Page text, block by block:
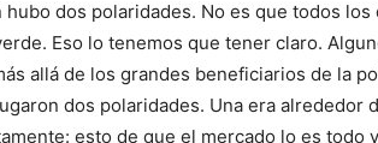
hubo dos polaridades. No es que todos
Eso lo tenemos que tener claro.
allá de los grandes beneficiarios de la
dos polaridades. Una era alrededor
esto de que el mercado lo es todo